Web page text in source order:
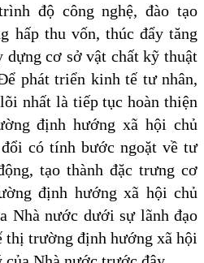
độ công nghệ, đào tạo
hấp thu vốn, thúc đẩy tăng
dựng cơ sở vật chất kỹ thuật
phát triển kinh tế tư nhân,
nhất là tiếp tục hoàn thiện
định hướng xã hội chủ
có tính bước ngoặt về tư
tạo thành đặc trưng cơ
định hướng xã hội chủ
Nhà nước dưới sự lãnh đạo
thị trường định hướng xã hội